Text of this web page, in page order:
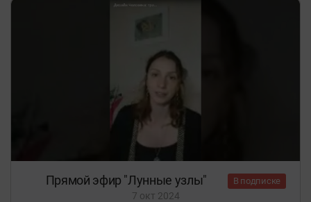
Прямой эфир "Лунные узлы" В подписке
7 окт 2024